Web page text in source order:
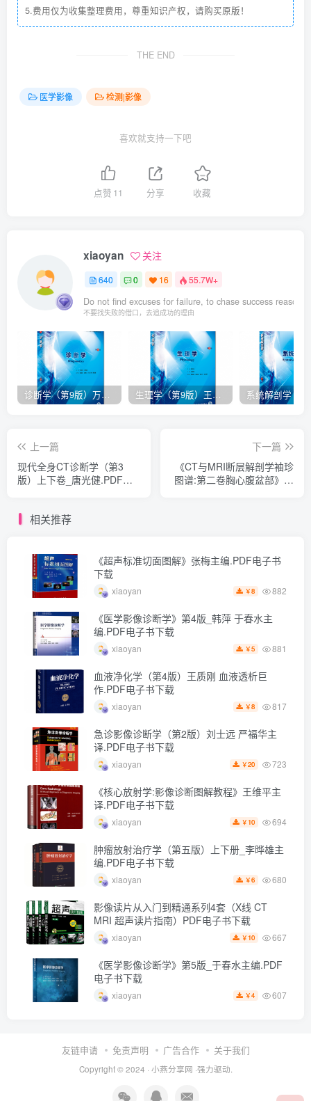
5.费用仅为收集整理费用，尊重知识产权，请购买原版！
THE END
医学影像 检测|影像
喜欢就支持一下吧
点赞 11 分享 收藏
xiaoyan 关注
640 0 16 55.7W+
Do not find excuses for failure, to chase success reasons.
不要找失败的借口，去追成功的理由
诊断学（第9版）万学红主编_人卫版教材.PDF电子书下载 生理学（第9版）王庭槐主编_人卫版教材.PDF电子书下载
上一篇
现代全身CT诊断学（第3
版）上下卷_唐光健.PDF电
下一篇
《CT与MRI断层解剖学袖珍
图谱:第二卷胸心腹盆部》李
相关推荐
《超声标准切面图解》张梅主编.PDF电子书
下载
xiaoyan ￥8 882
《医学影像诊断学》第4版_韩萍 于春水主
编.PDF电子书下载
xiaoyan ￥5 881
血液净化学（第4版）王质刚 血液透析巨
作.PDF电子书下载
xiaoyan ￥8 817
急诊影像诊断学（第2版）刘士远 严福华主
译.PDF电子书下载
xiaoyan ￥20 723
《核心放射学:影像诊断图解教程》王维平主
译.PDF电子书下载
xiaoyan ￥ 10 694
肿瘤放射治疗学（第五版）上下册_李晔雄主
编.PDF电子书下载
xiaoyan ￥6 680
影像读片从入门到精通系列4套（X线 CT
MRI 超声读片指南）PDF电子书下载
xiaoyan ￥ 10 667
《医学影像诊断学》第5版_于春水主编.PDF
电子书下载
xiaoyan ￥4 607
友链申请 免责声明 广告合作 关于我们
Copyright © 2024 · 小燕分享网 ·强力驱动.